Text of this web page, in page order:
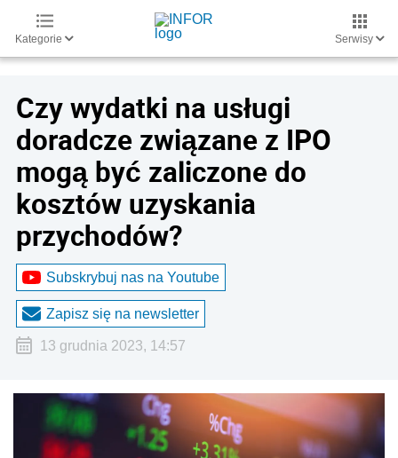
Kategorie Serwisy
Czy wydatki na usługi
doradcze związane z IPO
mogą być zaliczone do
kosztów uzyskania
przychodów?
Subskrybuj nas na Youtube
Zapisz się na newsletter
13 grudnia 2023, 14:57